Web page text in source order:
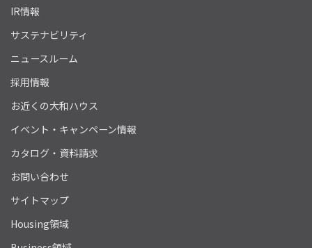
IR情報
サステナビリティ
ニュースルーム
採用情報
お近くの大和ハウス
イベント・キャンペーン情報
カタログ・資料請求
お問い合わせ
サイトマップ
Housing領域